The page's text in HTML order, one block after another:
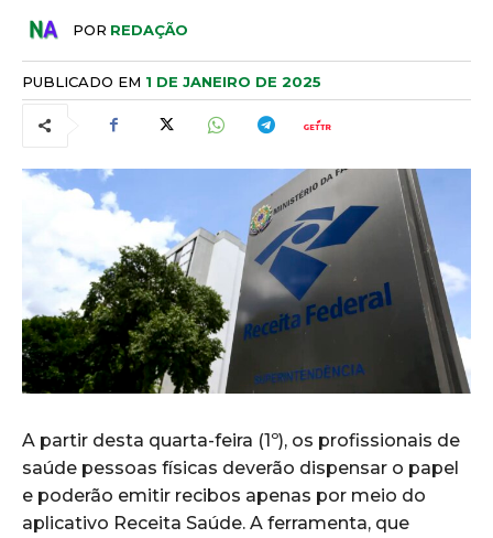
POR REDAÇÃO
PUBLICADO EM 1 DE JANEIRO DE 2025
A partir desta quarta-feira (1º), os profissionais de
saúde pessoas físicas deverão dispensar o papel
e poderão emitir recibos apenas por meio do
aplicativo Receita Saúde. A ferramenta, que